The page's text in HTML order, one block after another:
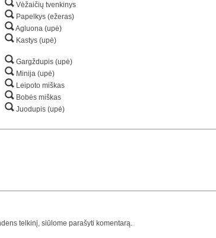
Vėžaičių tvenkinys
Papelkys (ežeras)
Agluona (upė)
Kastys (upė)
Gargždupis (upė)
Minija (upė)
Leipoto miškas
Bobės miškas
Juodupis (upė)
telkinį, siūlome parašyti komentarą.